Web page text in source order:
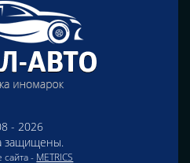
- 2026
защищены.
- METRICS